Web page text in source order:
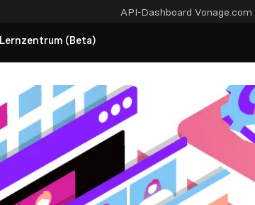
API-Dashboard Vonage.com
Lernzentrum (Beta)